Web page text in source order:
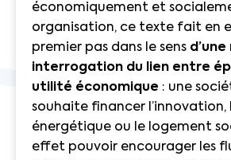
économiquement et
organisation, ce texte fait en
premier pas dans le sens
interrogation du lien entre
utilité économique : une
souhaite financer l’innovation,
énergétique ou le logement
effet pouvoir encourager les